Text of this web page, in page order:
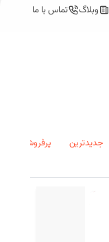
وبلاگ تماس با ما
جدید‌ترین
پرفروش‌ترین